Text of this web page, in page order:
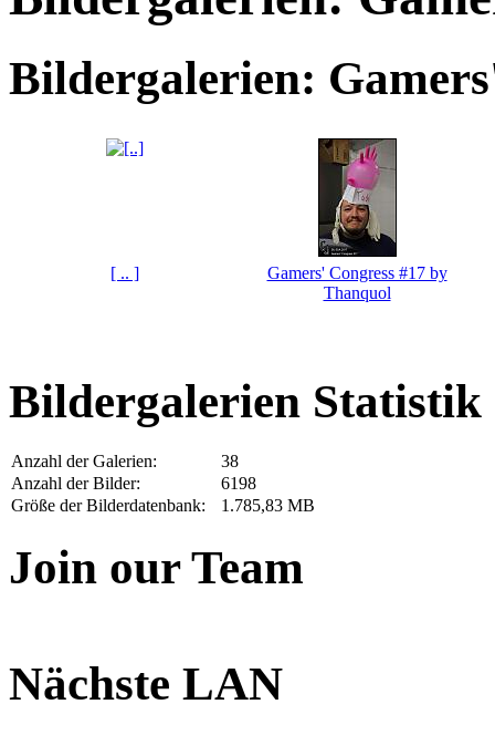
Bildergalerien:
[ .. ]
Gamers' Congress #17 by
Thanquol
Bildergalerien Statistik
Anzahl der Galerien:
38
Anzahl der Bilder:
6198
Größe der Bilderdatenbank:
1.785,83 MB
Join our Team
Nächste LAN